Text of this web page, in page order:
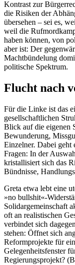
Kontrast zur
die Risiken der
übersehen – sei es,
weil die
haben können, von
aber ist: Der
Machtbündelung
politische Spektrum.
Flucht nach
Für die Linke ist das
gesellschaftlichen
Blick auf die eigenen
Bewunderung,
Einzelner. Dabei geht
Fragen: In der
kristallisiert sich das
Bündnisse,
Greta etwa lebt eine
»no bullshit«-
Solidargemeinschaft
oft an realistischen
verbindet sich
stehen: Öffnet sich
Reformprojekte für
Gelegenheitsfenster
Regierungsprojekt?